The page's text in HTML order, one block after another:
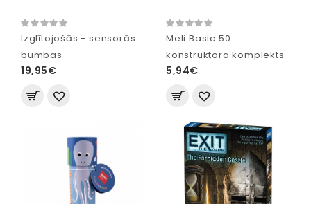
Izglītojošās - sensorās
bumbas
19,95€
Meli Basic 50
konstruktora komplekts
5,94€